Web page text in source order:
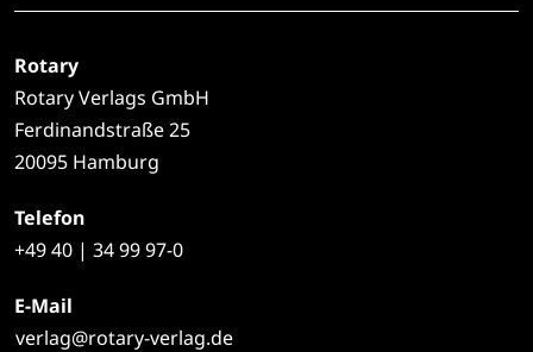
Rotary
Rotary Verlags GmbH
Ferdinandstraße 25
20095 Hamburg
Telefon
+4940 | 34 99 97-0
E-Mail
verlag@rotary-verlag.de